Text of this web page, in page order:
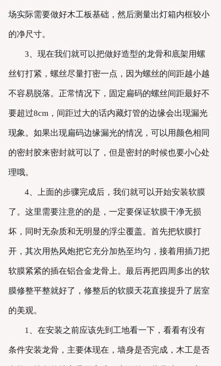
场实际需要做好木工板基础，然后测量出灯箱内框较小
的净尺寸。
3、现在我们就可以把做好造型的龙骨和底架用螺
丝钉打紧，螺丝尽量打密一点，因为螺丝的间距越小越
不容易脱落。正常情况下，固定扁码的螺丝间距最好不
要超过8cm，间距过大的话内藏灯管的边缘会出现漏光
现象。如果出现扁码边缘漏光的情况，可以用颜色相同
的密封胶来密封就可以了，但是密封的时候也要小心处
理哦。
4、上面的步骤完成后，我们就可以开始安装软膜
了。这里需要注意的的是，一定要保证软膜干净无损
坏，同时无杂质和无明显的浮尘覆盖。首先把软膜打
开，其次用热风炮把它充分加热至均匀，接着用插刀把
软膜紧紧的插在铝合金龙骨上。最后再把四周多出的软
膜修整平整就好了，修整后的软膜天花直接提升了居室
的美观。
1、在安装之前应该先到工地看一下，看看有没有
条件安装龙骨，主要体现在，墙身是否完成，木工是否